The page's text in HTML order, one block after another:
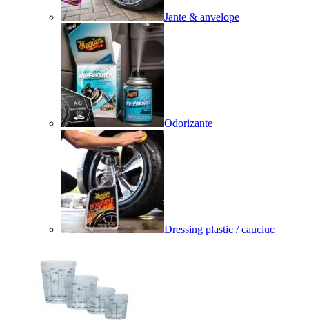
Jante & anvelope
Odorizante
Dressing plastic / cauciuc